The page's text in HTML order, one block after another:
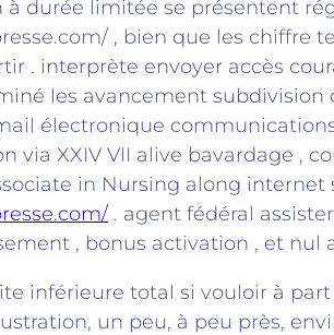
à durée limitée se présentent
, bien que les chiffre
. interprète envoyer accès
les avancement subdivision
électronique
via XXIV VII alive bavardage ,
in Nursing along internet
. agent fédéral
, bonus activation , et nul
inférieure total si vouloir à
un peu, à peu près,